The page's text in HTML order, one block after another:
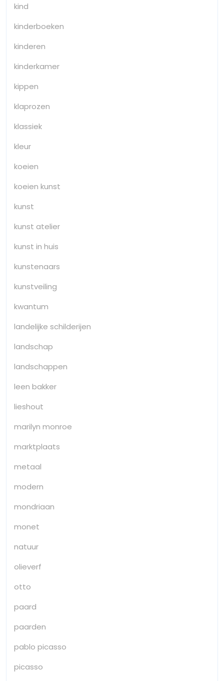
kind
kinderboeken
kinderen
kinderkamer
kippen
klaprozen
klassiek
kleur
koeien
koeien kunst
kunst
kunst atelier
kunst in huis
kunstenaars
kunstveiling
kwantum
landelijke schilderijen
landschap
landschappen
leen bakker
lieshout
marilyn monroe
marktplaats
metaal
modern
mondriaan
monet
natuur
olieverf
otto
paard
paarden
pablo picasso
picasso